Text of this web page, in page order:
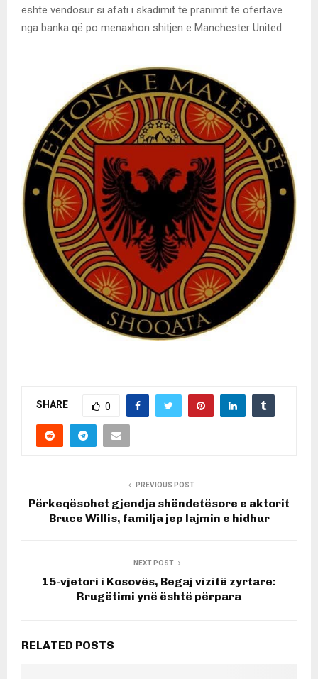
është vendosur si afati i skadimit të pranimit të ofertave
nga banka që po menaxhon shitjen e Manchester United.
SHARE 0
PREVIOUS POST
Përkeqësohet gjendja shëndetësore e aktorit
Bruce Willis, familja jep lajmin e hidhur
NEXT POST
15-vjetori i Kosovës, ​Begaj vizitë zyrtare:
Rrugëtimi ynë është përpara
RELATED POSTS